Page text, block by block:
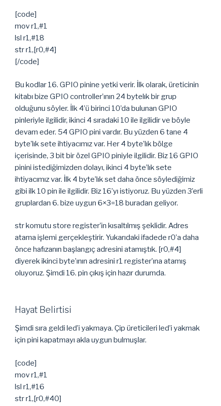
[code]
mov r1,#1
lsl r1,#18
str r1,[r0,#4]
[/code]
Bu kodlar 16. GPIO pinine yetki verir. İlk olarak, üreticinin
kitabı bize GPIO controller’ının 24 bytelık bir grup
olduğunu söyler. İlk 4’ü birinci 10’da bulunan GPIO
pinleriyle ilgilidir, ikinci 4 sıradaki 10 ile ilgilidir ve böyle
devam eder. 54 GPIO pini vardır. Bu yüzden 6 tane 4
byte’lık sete ihtiyacımız var. Her 4 byte’lık bölge
içerisinde, 3 bit bir özel GPIO piniyle ilgilidir. Biz 16 GPIO
pinini istediğimizden dolayı, ikinci 4 byte’lık sete
ihtiyacımız var. İlk 4 byte’lık set daha önce söylediğimiz
gibi ilk 10 pin ile ilgilidir. Biz 16’yı istiyoruz. Bu yüzden 3’erli
gruplardan 6. bize uygun 6×3=18 buradan geliyor.
str komutu store register’in kısaltılmış şeklidir. Adres
atama işlemi gerçekleştirir. Yukarıdaki ifadede r0’a daha
önce hafızanın başlangıç adresini atamıştık. [r0,#4]
diyerek ikinci byte’ının adresini r1 register’ına atamış
oluyoruz. Şimdi 16. pin çıkış için hazır durumda.
Hayat Belirtisi
Şimdi sıra geldi led’i yakmaya. Çip üreticileri led’i yakmak
için pini kapatmayı akla uygun bulmuşlar.
[code]
mov r1,#1
lsl r1,#16
str r1,[r0,#40]